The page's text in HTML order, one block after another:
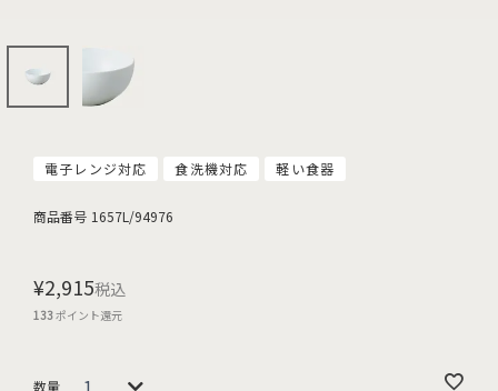
電子レンジ対応 食洗機対応 軽い食器
商品番号 1657L/94976
¥2,915税込
133ポイント還元